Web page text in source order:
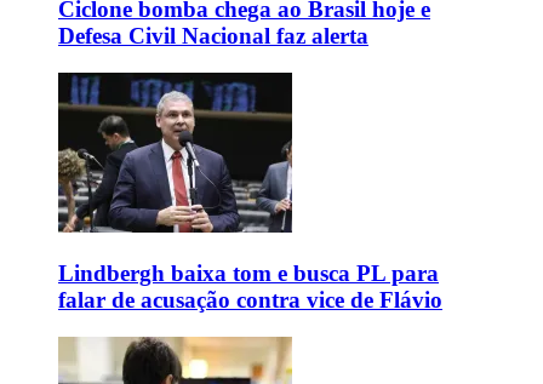
Ciclone bomba chega ao Brasil hoje e
Defesa Civil Nacional faz alerta
Lindbergh baixa tom e busca PL para
falar de acusação contra vice de Flávio